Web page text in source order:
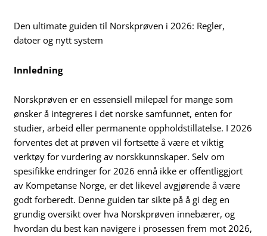
Den ultimate guiden til Norskprøven i 2026: Regler,
datoer og nytt system
Innledning
Norskprøven er en essensiell milepæl for mange som
ønsker å integreres i det norske samfunnet, enten for
studier, arbeid eller permanente oppholdstillatelse. I 2026
forventes det at prøven vil fortsette å være et viktig
verktøy for vurdering av norskkunnskaper. Selv om
spesifikke endringer for 2026 ennå ikke er offentliggjort
av Kompetanse Norge, er det likevel avgjørende å være
godt forberedt. Denne guiden tar sikte på å gi deg en
grundig oversikt over hva Norskprøven innebærer, og
hvordan du best kan navigere i prosessen frem mot 2026,